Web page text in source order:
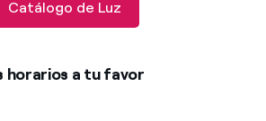
Catálogo de Luz
horarios a tu favor